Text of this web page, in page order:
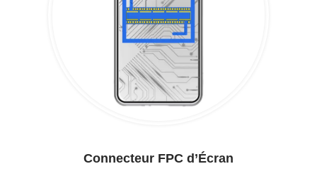
Connecteur FPC d’Écran